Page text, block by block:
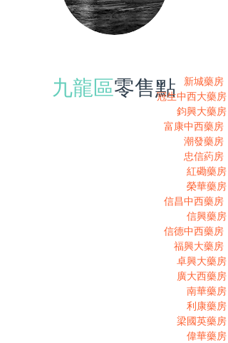
九龍區零售點
新城藥房
冠生中西大藥房
鈞興大藥房
富康中西藥房
潮發藥房
忠信葯房
紅磡藥房
榮華藥房
信昌中西藥房
信興藥房
信德中西藥房
福興大藥房
卓興大藥房
廣大西藥房
南華藥房
利康藥房
梁國英藥房
偉華藥房